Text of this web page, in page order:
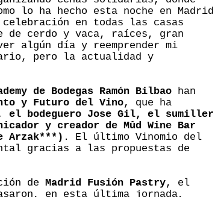
lo ha hecho esta noche en Madrid
en todas las casas
de cerdo y vaca, raíces, gran
algún día y reemprender mi
pero la actualidad y
de Bodegas Ramón Bilbao han
y Futuro del Vino, que ha
el bodeguero Jose Gil, el sumiller
y creador de Mûd Wine Bar
Arzak***) . El último Vinomio del
gracias a las propuestas de
de Madrid Fusión Pastry, el
en esta última jornada,